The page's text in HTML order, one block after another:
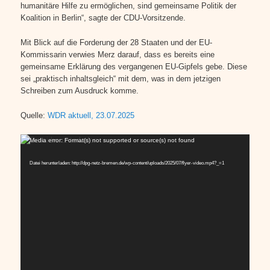
humanitäre Hilfe zu ermöglichen, sind gemeinsame Politik der
Koalition in Berlin“, sagte der CDU-Vorsitzende.
Mit Blick auf die Forderung der 28 Staaten und der EU-
Kommissarin verwies Merz darauf, dass es bereits eine
gemeinsame Erklärung des vergangenen EU-Gipfels gebe. Diese
sei „praktisch inhaltsgleich“ mit dem, was in dem jetzigen
Schreiben zum Ausdruck komme.
Quelle:WDR aktuell, 23.07.2025
Video-
Media error: Format(s) not supported or source(s) not found
Datei herunterladen: http://dpg-netz-bremen.de/wp-content/uploads/2025/07/flyer-video.mp4?_=1